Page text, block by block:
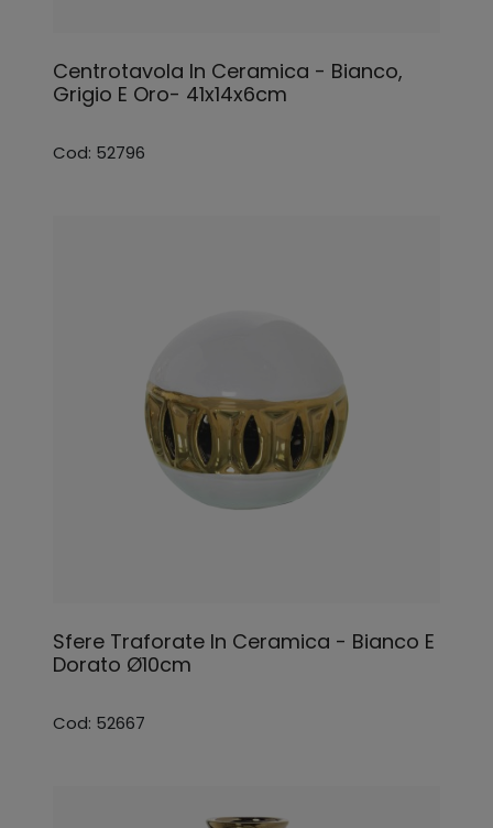
Centrotavola In Ceramica - Bianco,
Grigio E Oro- 41x14x6cm
Cod: 52796
Sfere Traforate In Ceramica - Bianco E
Dorato Ø10cm
Cod: 52667